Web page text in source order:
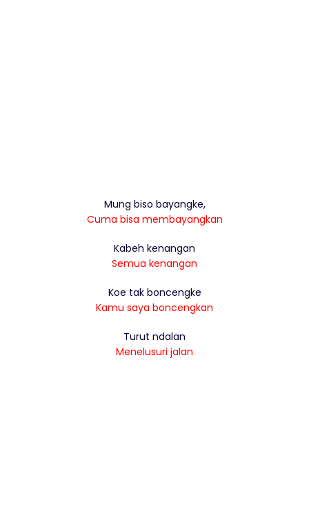
Mung biso bayangke,
Cuma bisa membayangkan
Kabeh kenangan
Semua kenangan
Koe tak boncengke
Kamu saya boncengkan
Turut ndalan
Menelusuri jalan